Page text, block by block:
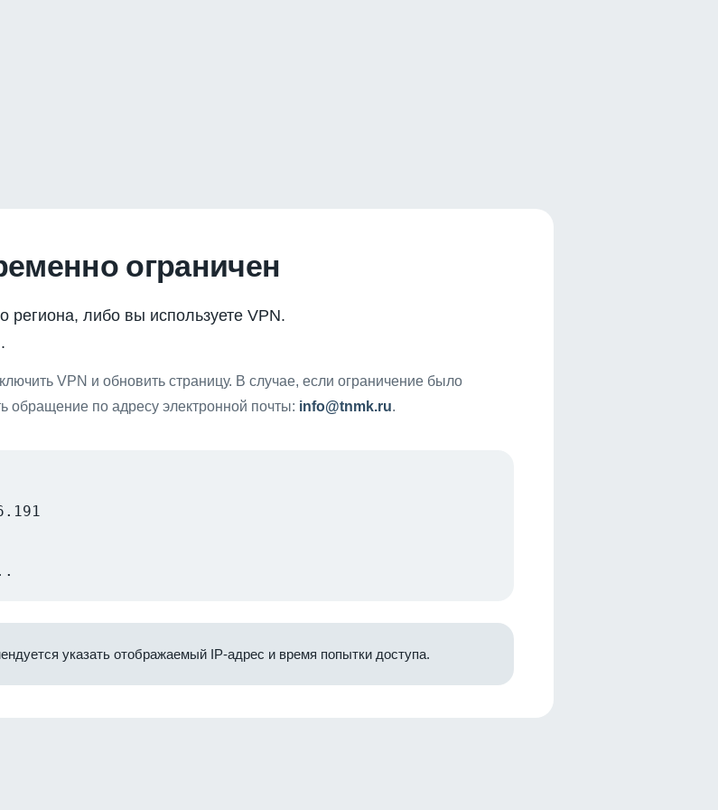
ограничен
либо вы используете VPN.
VPN и обновить страницу. В случае, если ограничение было
по адресу электронной почты: info@tnmk.ru.
указать отображаемый IP-адрес и время попытки доступа.